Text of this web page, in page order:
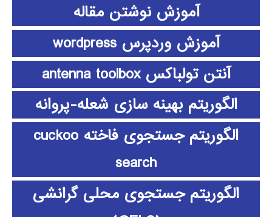
آموزش نوشتن مقاله
آموزش وردپرس wordpress
آنتن تولباکس antenna toolbox
الگوریتم بهینه سازی شعله-پروانه
الگوریتم جستجوی فاخته cuckoo
search
الگوریتم جستجوی محلی گرانشی